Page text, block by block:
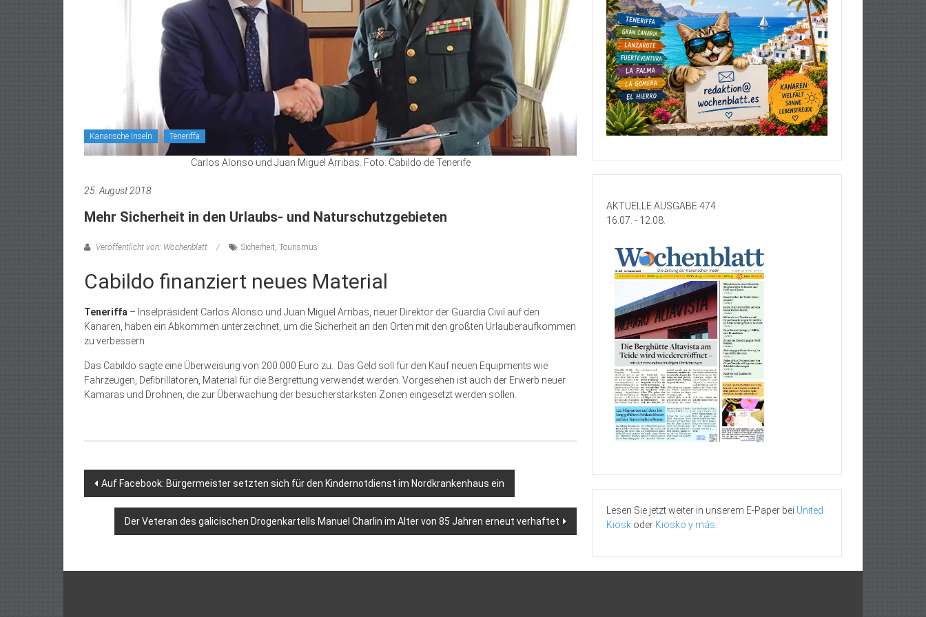
Kanarische Inseln Teneriffa
Carlos Alonso und Juan Miguel Arribas. Foto: Cabildo de Tenerife
25. August 2018
Mehr Sicherheit in den Urlaubs- und Naturschutzgebieten
Veröffentlicht von: Wochenblatt Sicherheit, Tourismus
Cabildo finanziert neues Material
Teneriffa – Inselpräsident Carlos Alonso und Juan Miguel Arribas, neuer Direktor der Guardia Civil auf den
Kanaren, haben ein Abkommen unterzeichnet, um die Sicherheit an den Orten mit den größten Urlauberaufkommen
zu verbessern.
Das Cabildo sagte eine Überweisung von 200.000 Euro zu. Das Geld soll für den Kauf neuen Equipments wie
Fahrzeugen, Defibrillatoren, Material für die Bergrettung verwendet werden. Vorgesehen ist auch der Erwerb neuer
Kamaras und Drohnen, die zur Überwachung der besucherstärksten Zonen eingesetzt werden sollen.
Beitragsnavigation
Auf Facebook: Bürgermeister setzten sich für den Kindernotdienst im Nordkrankenhaus ein
Der Veteran des galicischen Drogenkartells Manuel Charlin im Alter von 85 Jahren erneut verhaftet
AKTUELLE AUSGABE 474
16.07. - 12.08.
Lesen Sie jetzt weiter in unserem E-Paper bei United
Kiosk oder Kiosko y más